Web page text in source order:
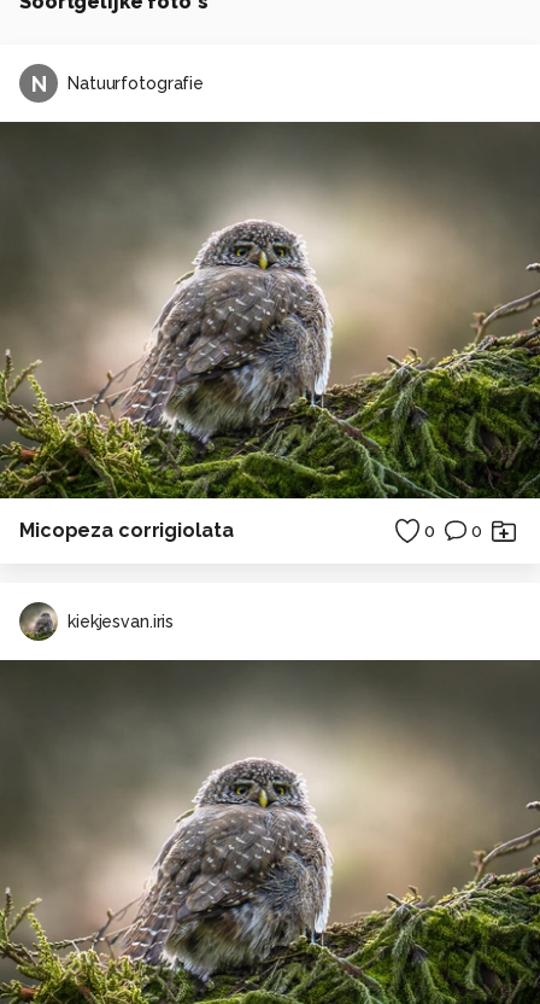
N Natuurfotografie
Micopeza corrigiolata 0 0
kiekjesvan.iris